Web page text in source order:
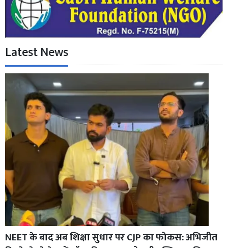
Latest News
NEET के बाद अब शिक्षा सुधार पर CJP का फोकस: अभिजीत